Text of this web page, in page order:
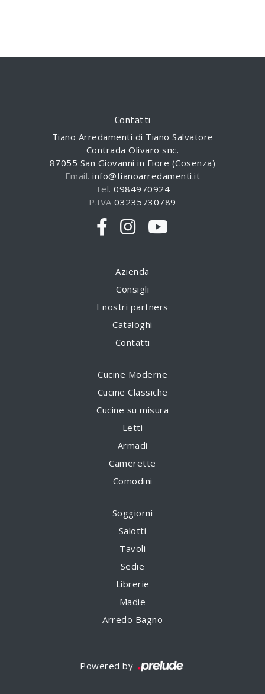
Contatti
Tiano Arredamenti di Tiano Salvatore
Contrada Olivaro snc.
87055 San Giovanni in Fiore (Cosenza)
Email.info@tianoarredamenti.it
Tel.0984970924
P.IVA03235730789
Azienda
Consigli
I nostri partners
Cataloghi
Contatti
Cucine Moderne
Cucine Classiche
Cucine su misura
Letti
Armadi
Camerette
Comodini
Soggiorni
Salotti
Tavoli
Sedie
Librerie
Madie
Arredo Bagno
Powered by